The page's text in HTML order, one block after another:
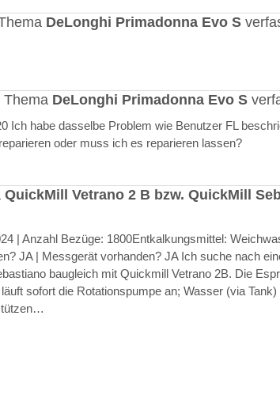
DeLonghi Primadonna Evo S
Thema DeLonghi Primadonna Evo S
Ich habe dasselbe Problem wie Benutzer FL
oder muss ich es reparieren lassen?
QuickMill Vetrano 2 B bzw. QuickMill
| Anzahl Bezüge: 1800Entkalkungsmittel:
JA | Messgerät vorhanden? JA Ich suche nach
baugleich mit Quickmill Vetrano 2B. Die
sofort die Rotationspumpe an; Wasser (via